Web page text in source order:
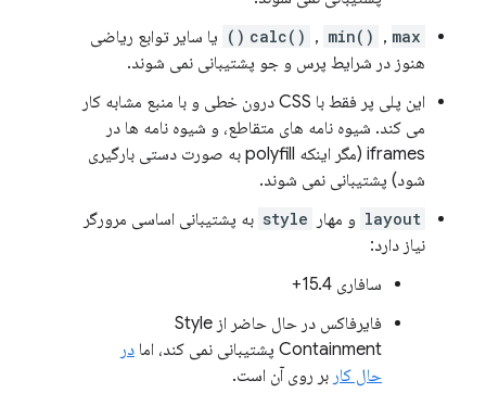
calc() , min() , max()
یا سایر توابع ریاضی
هنوز در شرایط پرس و جو پشتیبانی نمی شوند.
این پلی پر فقط با CSS درون خطی و با منبع مشابه کار
می کند. شیوه نامه های متقاطع، و شیوه نامه ها در
iframes (مگر اینکه polyfill به صورت دستی بارگیری
شود) پشتیبانی نمی شوند.
layout و مهار style به پشتیبانی اساسی مرورگر
نیاز دارد:
سافاری 15.4+
فایرفاکس در حال حاضر از Style
Containment پشتیبانی نمی کند، اما
در
حال کار بر روی آن است.